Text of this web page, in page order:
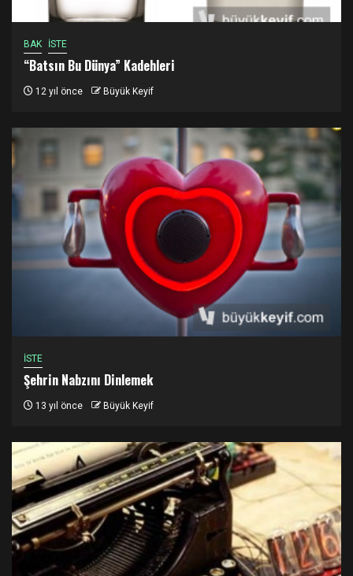
BAK İSTE
“Batsın Bu Dünya” Kadehleri
12 yıl önce Büyük Keyif
İSTE
Şehrin Nabzını Dinlemek
13 yıl önce Büyük Keyif